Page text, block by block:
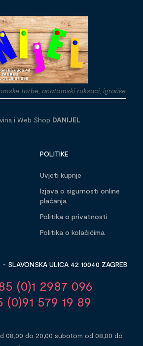
torbe, anatomski ruksaci, igračke
i Web Shop DANIJEL
POLITIKE
Uvjeti kupnje
Izjava o sigurnosti online
plaćanja
Politika o privatnosti
Politika o kolačićima
- SLAVONSKA ULICA 42 10040 ZAGREB
(0)1 2987 096
(0)91 579 19 89
08,00 do 20,00 subotom od 08,00 do